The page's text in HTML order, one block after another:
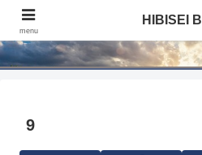
HIBISEI
9
menu
HIBISEI